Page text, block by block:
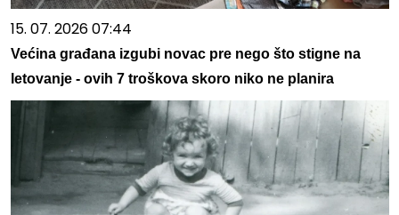
15. 07. 2026 07:44
Većina građana izgubi novac pre nego što stigne na
letovanje - ovih 7 troškova skoro niko ne planira